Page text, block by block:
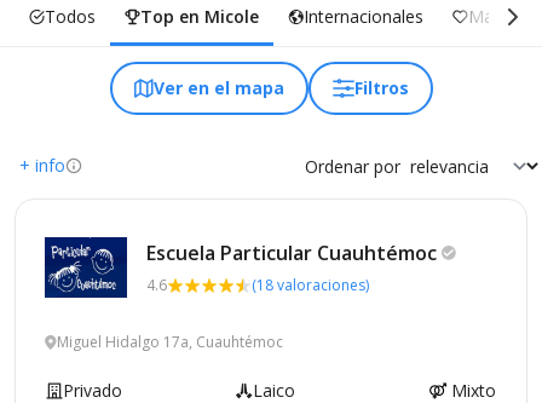
Todos Top en Micole Internacionales Más
Ver en el mapa Filtros
+ info Ordenar por
Escuela Particular Cuauhtémoc
4.6 (18 valoraciones)
Miguel Hidalgo 17a, Cuauhtémoc
Privado Laico
Mixto